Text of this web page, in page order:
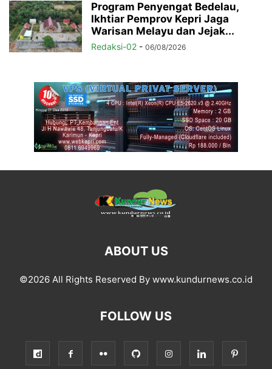
Program Penyengat Bedelau,
Ikhtiar Pemprov Kepri Jaga
Warisan Melayu dan Jejak...
Redaksi-02 - 06/08/2026
ABOUT US
©2026 All Rights Reserved By www.kundurnews.co.id
FOLLOW US